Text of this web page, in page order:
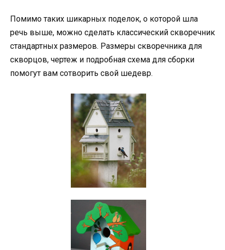
Помимо таких шикарных поделок, о которой шла
речь выше, можно сделать классический скворечник
стандартных размеров. Размеры скворечника для
скворцов, чертеж и подробная схема для сборки
помогут вам сотворить свой шедевр.